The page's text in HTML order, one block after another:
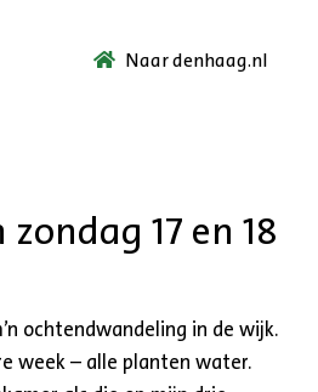
Naar denhaag.nl
17 en 18
ochtendwandeling in de wijk.
week – alle planten water.